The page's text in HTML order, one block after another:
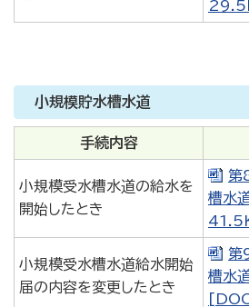
小規模貯水槽水道
手続内容
小規模受水槽水道の給水を
開始したとき
第
槽水
小規模受水槽水道給水開始
届の内容を変更したとき
第
槽水